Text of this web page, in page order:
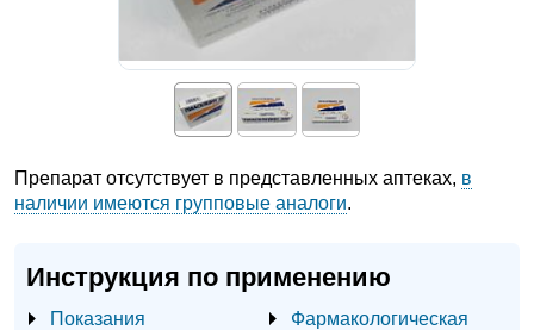
Препарат отсутствует в представленных аптеках, в
наличии имеются групповые аналоги.
Инструкция по применению
Показания
Фармакологическая